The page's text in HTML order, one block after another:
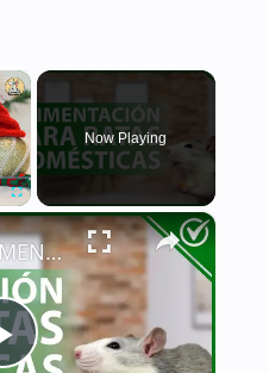
×
Fullscreen
Now Playing
×
🐁 ¿Cómo ALIMENTAR a una RATA DOMÉSTICA de la manera correcta? - Nutrición 🐁🏡